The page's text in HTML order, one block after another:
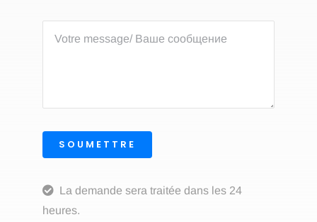
SOUMETTRE
La demande sera traitée dans les 24
heures.